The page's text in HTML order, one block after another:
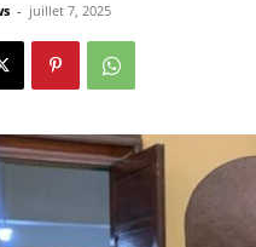
- juillet 7, 2025